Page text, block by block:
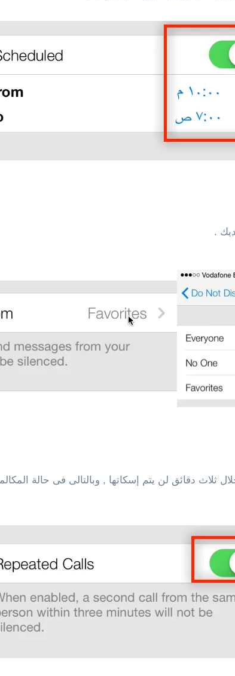
.
ثلاث دقائق لن يتم إسكاتها , وبالتالى فى حالة